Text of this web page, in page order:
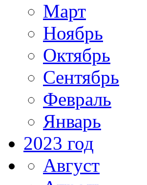
Март
Ноябрь
Октябрь
Сентябрь
Февраль
Январь
2023 год
Август